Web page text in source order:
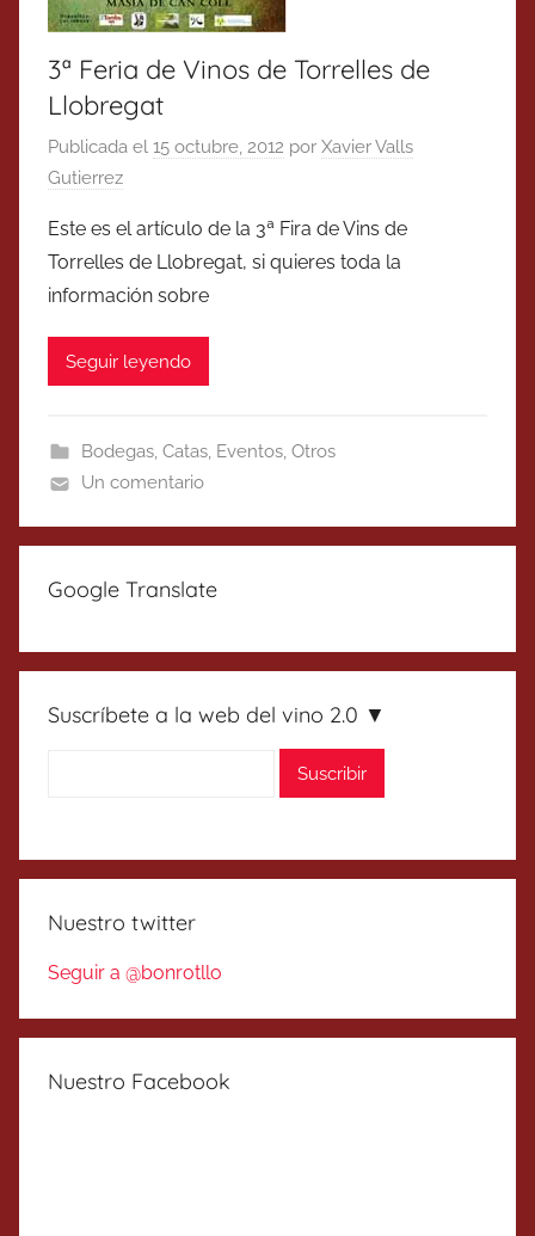
3ª Feria de Vinos de Torrelles de
Llobregat
Publicada el 15 octubre, 2012 por Xavier Valls
Gutierrez
Este es el artículo de la 3ª Fira de Vins de
Torrelles de Llobregat, si quieres toda la
información sobre
Seguir leyendo
Bodegas, Catas, Eventos, Otros
Un comentario
Google Translate
Suscríbete a la web del vino 2.0 ▼
Nuestro twitter
Seguir a @bonrotllo
Nuestro Facebook